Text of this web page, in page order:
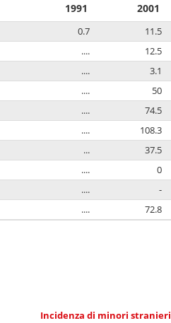
1991 2001
0.7 11.5
.... 12.5
.... 3.1
.... 50
.... 74.5
.... 108.3
... 37.5
.... 0
.... -
.... 72.8
Incidenza di minori stranieri